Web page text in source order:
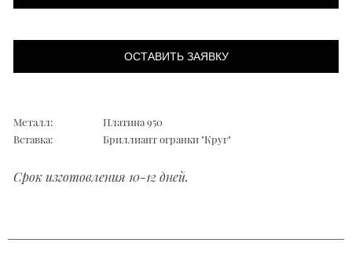
ОСТАВИТЬ ЗАЯВКУ
Металл:
Платина 950
Вставка:
Бриллиант огранки "Круг"
Срок изготовления 10-12 дней.